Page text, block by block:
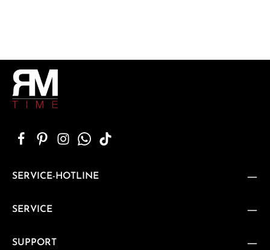
SERVICE-HOTLINE
SERVICE
SUPPORT